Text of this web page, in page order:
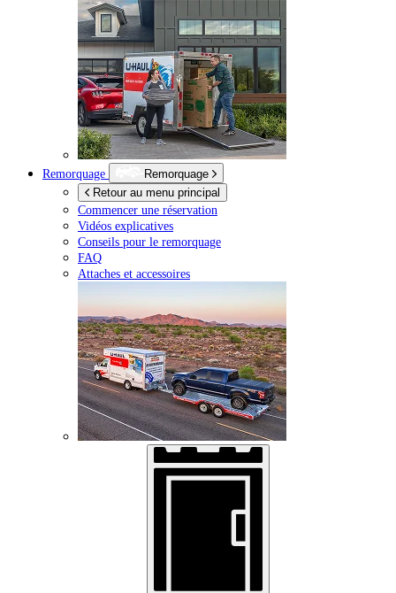
Remorquage
Remorquage
Retour au menu principal
Commencer une réservation
Vidéos explicatives
Conseils pour le remorquage
FAQ
Attaches et accessoires